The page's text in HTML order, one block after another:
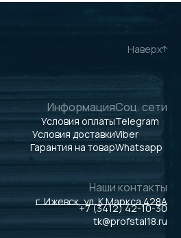
Наверх
Информация
Условия оплаты
Условия доставки
Гарантия на товар
Соц. сети
Telegram
Viber
Whatsapp
Наши контакты
г. Ижевск, ул. К.Маркса 428А
+7 (3412) 42-10-30
tk@profstal18.ru